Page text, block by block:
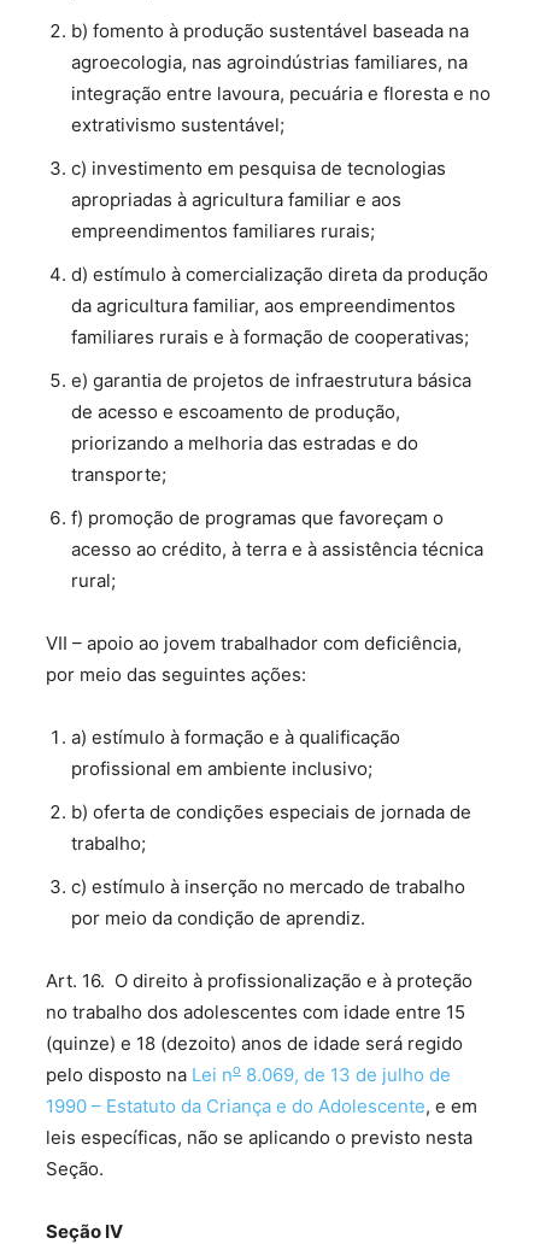
b) fomento à produção sustentável baseada na
agroecologia, nas agroindústrias familiares, na
integração entre lavoura, pecuária e floresta e no
extrativismo sustentável;
c) investimento em pesquisa de tecnologias
apropriadas à agricultura familiar e aos
empreendimentos familiares rurais;
d) estímulo à comercialização direta da produção
da agricultura familiar, aos empreendimentos
familiares rurais e à formação de cooperativas;
e) garantia de projetos de infraestrutura básica
de acesso e escoamento de produção,
priorizando a melhoria das estradas e do
transporte;
f) promoção de programas que favoreçam o
acesso ao crédito, à terra e à assistência técnica
rural;
VII – apoio ao jovem trabalhador com deficiência,
por meio das seguintes ações:
a) estímulo à formação e à qualificação
profissional em ambiente inclusivo;
b) oferta de condições especiais de jornada de
trabalho;
c) estímulo à inserção no mercado de trabalho
por meio da condição de aprendiz.
Art. 16. O direito à profissionalização e à proteção
no trabalho dos adolescentes com idade entre 15
(quinze) e 18 (dezoito) anos de idade será regido
pelo disposto na Lei no8.069, de 13 de julho de
1990 – Estatuto da Criança e do Adolescente, e em
leis específicas, não se aplicando o previsto nesta
Seção.
Seção IV